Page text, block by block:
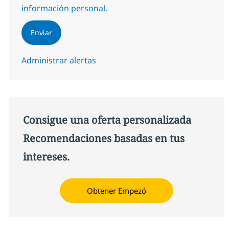
información personal.
Enviar
Administrar alertas
Consigue una oferta personalizada
Recomendaciones basadas en tus
intereses.
Obtener Empezó